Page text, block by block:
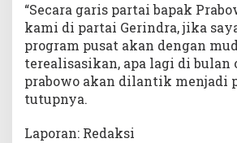
“Secara garis partai bapak
kami di partai Gerindra, jika
program pusat akan dengan
terealisasikan, apa lagi di bulan
prabowo akan dilantik menjadi
tutupnya.
Laporan: Redaksi